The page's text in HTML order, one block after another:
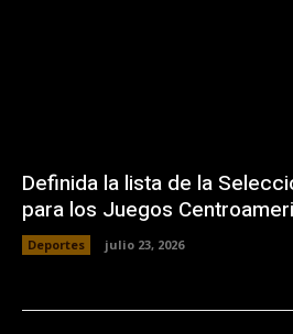
Definida la lista de la
para los Juegos
Deportes julio 23, 2026